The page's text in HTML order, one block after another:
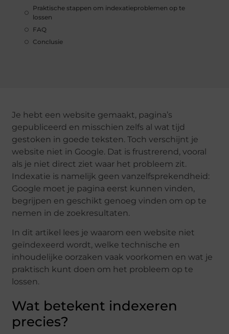
Praktische stappen om indexatieproblemen op te
lossen
FAQ
Conclusie
Je hebt een website gemaakt, pagina’s
gepubliceerd en misschien zelfs al wat tijd
gestoken in goede teksten. Toch verschijnt je
website niet in Google. Dat is frustrerend, vooral
als je niet direct ziet waar het probleem zit.
Indexatie is namelijk geen vanzelfsprekendheid:
Google moet je pagina eerst kunnen vinden,
begrijpen en geschikt genoeg vinden om op te
nemen in de zoekresultaten.
In dit artikel lees je waarom een website niet
geïndexeerd wordt, welke technische en
inhoudelijke oorzaken vaak voorkomen en wat je
praktisch kunt doen om het probleem op te
lossen.
Wat betekent indexeren
precies?